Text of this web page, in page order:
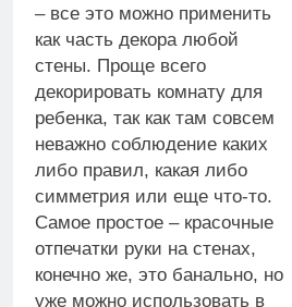
– все это можно применить
как часть декора любой
стены. Проще всего
декорировать комнату для
ребенка, так как там совсем
неважно соблюдение каких
либо правил, какая либо
симметрия или еще что-то.
Самое простое – красочные
отпечатки руки на стенах,
конечно же, это банально, но
уже можно использовать в